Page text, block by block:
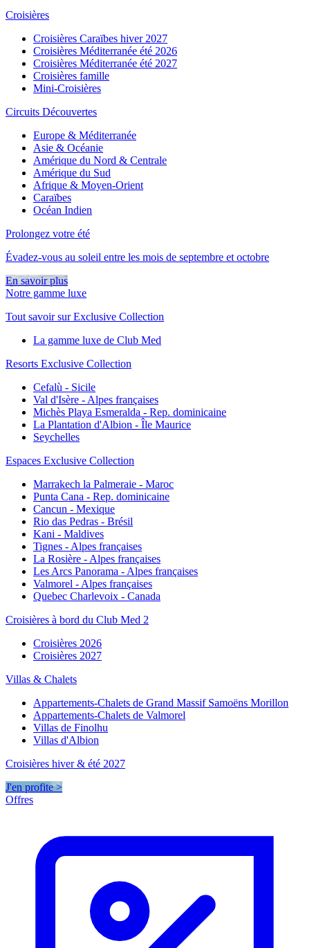
Croisières
Croisières Caraïbes hiver 2027
Croisières Méditerranée été 2026
Croisières Méditerranée été 2027
Croisières famille
Mini-Croisières
Circuits Découvertes
Europe & Méditerranée
Asie & Océanie
Amérique du Nord & Centrale
Amérique du Sud
Afrique & Moyen-Orient
Caraïbes
Océan Indien
Prolongez votre été
Évadez-vous au soleil entre les mois de septembre et octobre
En savoir plus
Notre gamme luxe
Tout savoir sur Exclusive Collection
La gamme luxe de Club Med
Resorts Exclusive Collection
Cefalù - Sicile
Val d'Isère - Alpes françaises
Michès Playa Esmeralda - Rep. dominicaine
La Plantation d'Albion - Île Maurice
Seychelles
Espaces Exclusive Collection
Marrakech la Palmeraie - Maroc
Punta Cana - Rep. dominicaine
Cancun - Mexique
Rio das Pedras - Brésil
Kani - Maldives
Tignes - Alpes françaises
La Rosière - Alpes françaises
Les Arcs Panorama - Alpes françaises
Valmorel - Alpes françaises
Quebec Charlevoix - Canada
Croisières à bord du Club Med 2
Croisières 2026
Croisières 2027
Villas & Chalets
Appartements-Chalets de Grand Massif Samoëns Morillon
Appartements-Chalets de Valmorel
Villas de Finolhu
Villas d'Albion
Croisières hiver & été 2027
J'en profite >
Offres